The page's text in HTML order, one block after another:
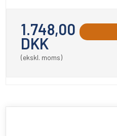
1.748,00
DKK
(ekskl. moms)